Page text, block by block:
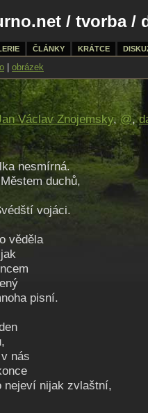
/ tvorba/
ČLÁNKY KRÁTCE
obrázek
Václav Znojemsky,@,
nesmírná.
duchů,
vojáci.
věděla
pisní.
nás
nejeví nijak zvlaštní,